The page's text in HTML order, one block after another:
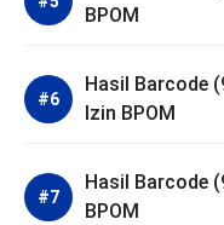
BPOM
Hasil Barcode
Izin BPOM
Hasil Barcode
BPOM